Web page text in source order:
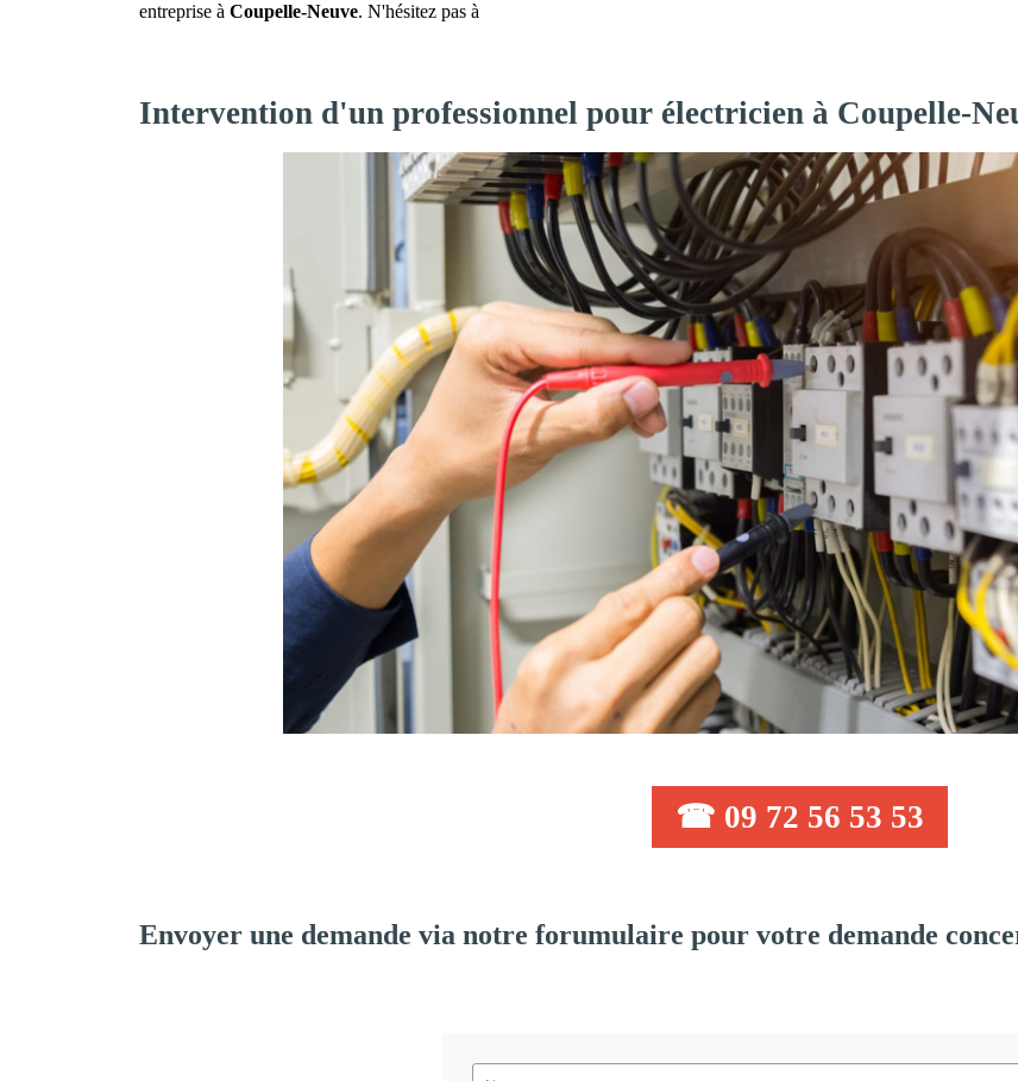
entreprise àCoupelle-Neuve. N'hésitez pas à
Intervention d'un professionnel pour électricien à Coupelle-
☎ 09 72 56 53 53
Envoyer une demande via notre forumulaire pour votre demande